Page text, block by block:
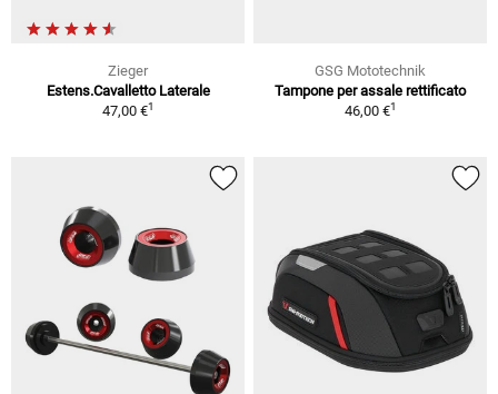
Zieger
Estens.Cavalletto Laterale
47,00 €1
GSG Mototechnik
Tampone per assale rettificato
46,00 €1